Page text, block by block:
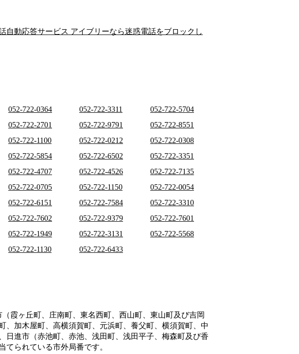
自動応答サービス アイブリーなら迷惑電話をブロックし
052-722-0364 052-722-3311
052-722-5704
052-722-2701 052-722-9791
052-722-8551
052-722-1100 052-722-0212
052-722-0308
052-722-5854 052-722-6502
052-722-3351
052-722-4707 052-722-4526
052-722-7135
052-722-0705 052-722-1150
052-722-0054
052-722-6151 052-722-7584
052-722-3310
052-722-7602 052-722-9379
052-722-7601
052-722-1949 052-722-3131
052-722-5568
052-722-1130 052-722-6433
霞ヶ丘町、庄南町、東名西町、西山町、東山町及び吉岡
、加木屋町、高横須賀町、元浜町、養父町、横須賀町、中
日進市（赤池町、赤池、浅田町、浅田平子、梅森町及び香
てられている市外局番です。